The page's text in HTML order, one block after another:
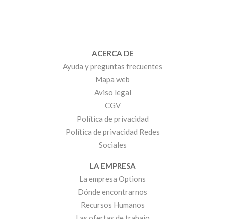
ACERCA DE
Ayuda y preguntas frecuentes
Mapa web
Aviso legal
CGV
Política de privacidad
Política de privacidad Redes
Sociales
LA EMPRESA
La empresa Options
Dónde encontrarnos
Recursos Humanos